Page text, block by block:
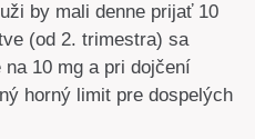
by mali denne prijať 10
(od 2. trimestra) sa
10 mg a pri dojčení
horný limit pre dospelých